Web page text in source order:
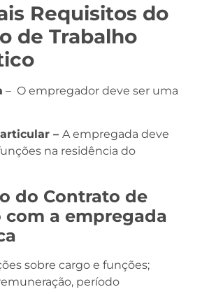
Requisitos do
de Trabalho
– O empregador deve ser uma
– A empregada deve
na residência do
do Contrato de
com a empregada
sobre cargo e funções;
período